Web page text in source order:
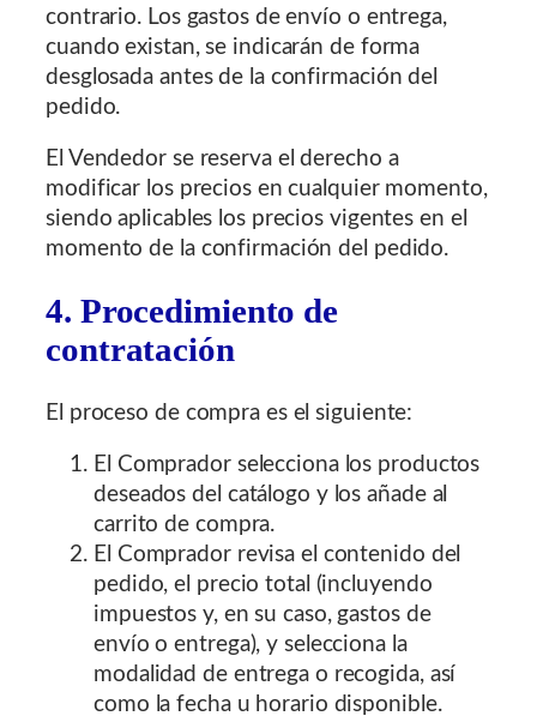
contrario. Los gastos de envío o entrega,
cuando existan, se indicarán de forma
desglosada antes de la confirmación del
pedido.
El Vendedor se reserva el derecho a
modificar los precios en cualquier momento,
siendo aplicables los precios vigentes en el
momento de la confirmación del pedido.
4. Procedimiento de
contratación
El proceso de compra es el siguiente:
El Comprador selecciona los productos
deseados del catálogo y los añade al
carrito de compra.
El Comprador revisa el contenido del
pedido, el precio total (incluyendo
impuestos y, en su caso, gastos de
envío o entrega), y selecciona la
modalidad de entrega o recogida, así
como la fecha u horario disponible.